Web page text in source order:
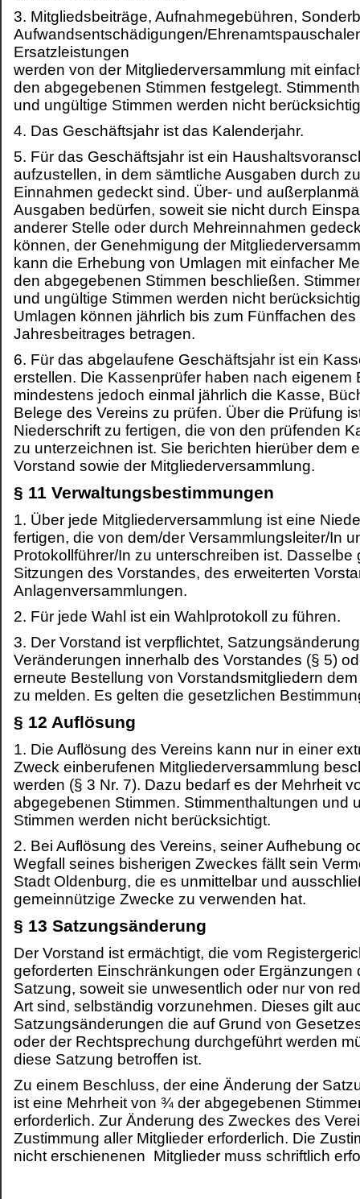
3. Mitgliedsbeiträge, Aufnahmegebühren,
Aufwandsentschädigungen/
Ersatzleistungen
werden von der Mitgliederversammlung mit
den abgegebenen Stimmen festgelegt.
und ungültige Stimmen werden nicht
4. Das Geschäftsjahr ist das Kalenderjahr.
5. Für das Geschäftsjahr ist ein
aufzustellen, in dem sämtliche Ausgaben durch
Einnahmen gedeckt sind. Über- und
Ausgaben bedürfen, soweit sie nicht durch
anderer Stelle oder durch Mehreinnahmen
können, der Genehmigung der
kann die Erhebung von Umlagen mit einfacher
den abgegebenen Stimmen beschließen.
und ungültige Stimmen werden nicht
Umlagen können jährlich bis zum Fünffachen des
Jahresbeitrages betragen.
6. Für das abgelaufene Geschäftsjahr ist ein
erstellen. Die Kassenprüfer haben nach eigenem
mindestens jedoch einmal jährlich die Kasse,
Belege des Vereins zu prüfen. Über die Prüfung
Niederschrift zu fertigen, die von den prüfenden
zu unterzeichnen ist. Sie berichten hierüber dem
Vorstand sowie der Mitgliederversammlung.
§ 11 Verwaltungsbestimmungen
1. Über jede Mitgliederversammlung ist eine
fertigen, die von dem/der Versammlungsleiter/In
Protokollführer/In zu unterschreiben ist. Dasselbe
Sitzungen des Vorstandes, des erweiterten
Anlagenversammlungen.
2. Für jede Wahl ist ein Wahlprotokoll zu führen.
3. Der Vorstand ist verpflichtet,
Veränderungen innerhalb des Vorstandes (§ 5)
erneute Bestellung von Vorstandsmitgliedern
zu melden. Es gelten die gesetzlichen
§ 12 Auflösung
1. Die Auflösung des Vereins kann nur in einer
Zweck einberufenen Mitgliederversammlung
werden (§ 3 Nr. 7). Dazu bedarf es der Mehrheit
abgegebenen Stimmen. Stimmenthaltungen und
Stimmen werden nicht berücksichtigt.
2. Bei Auflösung des Vereins, seiner Aufhebung
Wegfall seines bisherigen Zweckes fällt sein
Stadt Oldenburg, die es unmittelbar und
gemeinnützige Zwecke zu verwenden hat.
§ 13 Satzungsänderung
Der Vorstand ist ermächtigt, die vom
geforderten Einschränkungen oder Ergänzungen
Satzung, soweit sie unwesentlich oder nur von
Art sind, selbständig vorzunehmen. Dieses gilt
Satzungsänderungen die auf Grund von
oder der Rechtsprechung durchgeführt werden
diese Satzung betroffen ist.
Zu einem Beschluss, der eine Änderung der
ist eine Mehrheit von ¾ der abgegebenen
erforderlich. Zur Änderung des Zweckes des
Zustimmung aller Mitglieder erforderlich. Die
nicht erschienenen Mitglieder muss schriftlich